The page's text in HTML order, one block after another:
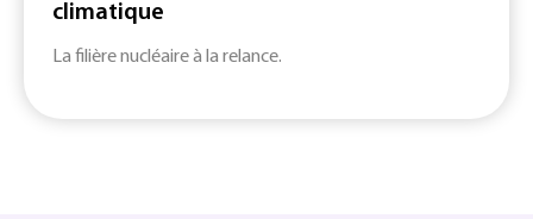
climatique
La filière nucléaire à la relance.